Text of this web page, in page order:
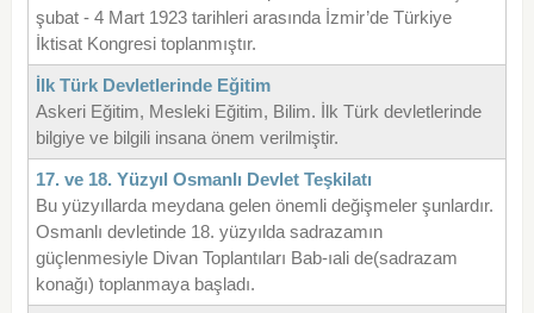
şubat - 4 Mart 1923 tarihleri arasında İzmir’de Türkiye
İktisat Kongresi toplanmıştır.
İlk Türk Devletlerinde Eğitim
Askeri Eğitim, Mesleki Eğitim, Bilim. İlk Türk devletlerinde
bilgiye ve bilgili insana önem verilmiştir.
17. ve 18. Yüzyıl Osmanlı Devlet Teşkilatı
Bu yüzyıllarda meydana gelen önemli değişmeler şunlardır.
Osmanlı devletinde 18. yüzyılda sadrazamın
güçlenmesiyle Divan Toplantıları Bab-ıali de(sadrazam
konağı) toplanmaya başladı.